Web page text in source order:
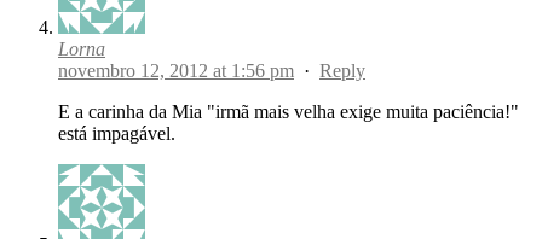
Lorna
novembro 12, 2012 at 1:56 pm · Reply
E a carinha da Mia "irmã mais velha exige muita paciência!"
está impagável.